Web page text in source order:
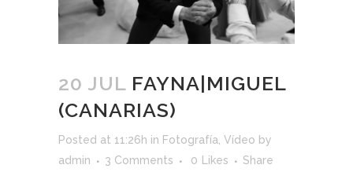
20 JUL FAYNA|MIGUEL
(CANARIAS)
Posted at 11:26h in Fotografía Vídeo by
admin
3 Comments 0 Likes Share